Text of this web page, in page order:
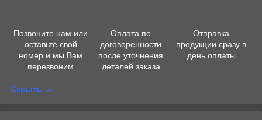
Позвоните нам или
оставьте свой
номер и мы Вам
перезвоним
Оплата по
договоренности
после уточнения
деталей заказа
Отправка
продукции сразу в
день оплаты
Скрыть